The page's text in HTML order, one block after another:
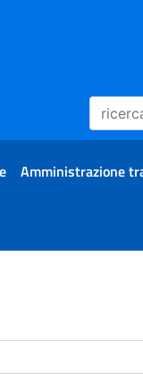
Amministrazione